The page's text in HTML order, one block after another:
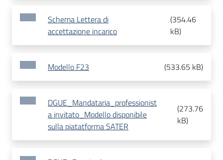
Schema Lettera di
accettazione incarico
(354.46
kB)
Modello F23 (533.65 kB)
DGUE_Mandataria_professionist
a invitato_Modello disponibile
sulla piatatforma SATER
(273.76
kB)